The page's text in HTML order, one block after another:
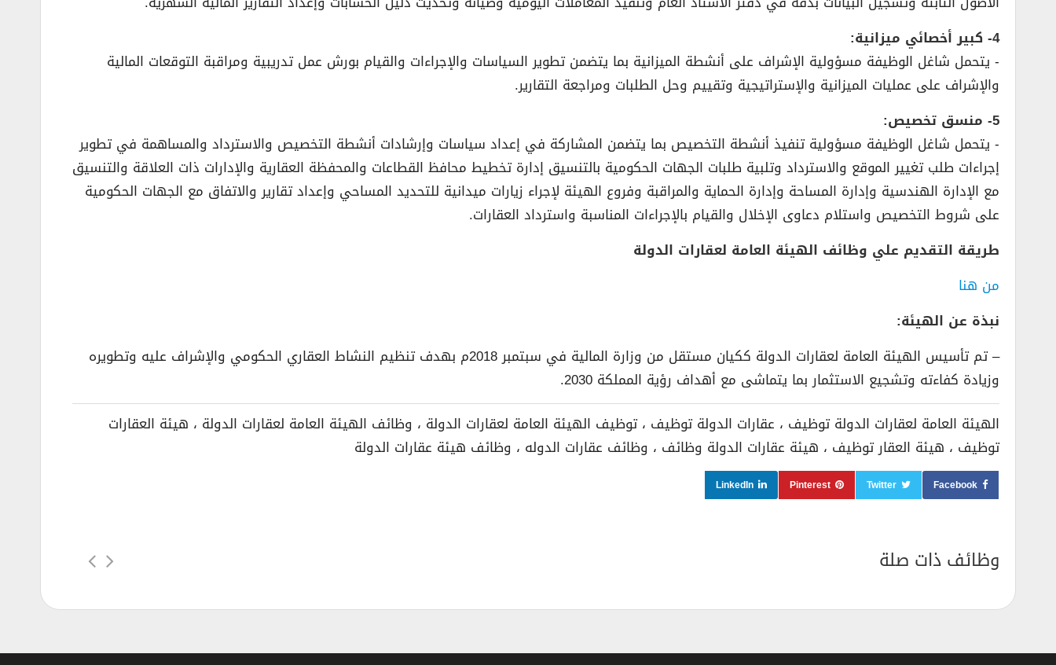
4- كبير أخصائي ميزانية:
­- يتحمل شاغل الوظيفة مسؤولية الإشراف على أنشطة الميزانية بما يتضمن تطوير السياسات والإجراءات والقيام بورش عمل تدريبية ومراقبة التوقعات المالية
والإشراف على عمليات الميزانية والإستراتيجية وتقييم وحل الطلبات ومراجعة التقارير.
5- منسق تخصيص:
­- يتحمل شاغل الوظيفة مسؤولية تنفيذ أنشطة التخصيص بما يتضمن المشاركة في إعداد سياسات وإرشادات أنشطة التخصيص والاسترداد والمساهمة في تطوير
إجراءات طلب تغيير الموقع والاسترداد وتلبية طلبات الجهات الحكومية بالتنسيق إدارة تخطيط محافظ القطاعات والمحفظة العقارية والإدارات ذات العلاقة والتنسيق
مع الإدارة الهندسية وإدارة المساحة وإدارة الحماية والمراقبة وفروع الهيئة لإجراء زيارات ميدانية للتحديد المساحي وإعداد تقارير والاتفاق مع الجهات الحكومية
على شروط التخصيص واستلام دعاوى الإخلال والقيام بالإجراءات المناسبة واسترداد العقارات.
طريقة التقديم علي وظائف الهيئة العامة لعقارات الدولة
من هنا
نبذة عن الهيئة:
– تم تأسيس الهيئة العامة لعقارات الدولة ككيان مستقل من وزارة المالية في سبتمبر 2018م بهدف تنظيم النشاط العقاري الحكومي والإشراف عليه وتطويره
وزيادة كفاءته وتشجيع الاستثمار بما يتماشى مع أهداف رؤية المملكة 2030.
الهيئة العامة لعقارات الدولة توظيف ، عقارات الدولة توظيف ، توظيف الهيئة العامة لعقارات الدولة ، وظائف الهيئة العامة لعقارات الدولة ، هيئة العقارات
توظيف ، هيئة العقار توظيف ، هيئة عقارات الدولة وظائف ، وظائف عقارات الدوله ، وظائف هيئة عقارات الدولة
Facebook
Twitter
Pinterest
LinkedIn
وظائف ذات صلة